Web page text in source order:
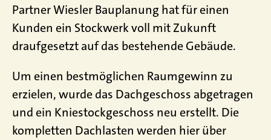
Partner Wiesler Bauplanung hat für einen
Kunden ein Stockwerk voll mit Zukunft
draufgesetzt auf das bestehende Gebäude.
Um einen bestmöglichen Raumgewinn zu
erzielen, wurde das Dachgeschoss abgetragen
und ein Kniestockgeschoss neu erstellt. Die
kompletten Dachlasten werden hier über